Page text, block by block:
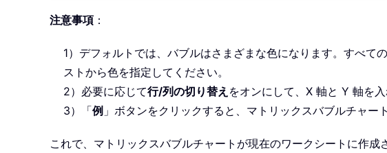
注意事項 ：
1）デフォルトでは、バブルはさまざまな色になります。すべて
ストから色を指定してください。
2）必要に応じて行/列の切り替え をオンにして、X 軸と Y 軸を
3）「例 」ボタンをクリックすると、マトリックスバブルチャー
これで、マトリックスバブルチャートが現在のワークシートに作成